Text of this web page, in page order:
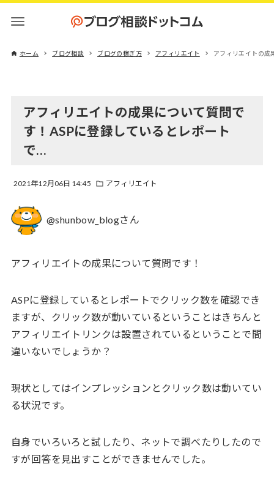
ホーム ブログ相談 ブログの稼ぎ方 アフィリエイト アフィリエイトの成
アフィリエイトの成果について質問で
す！ASPに登録しているとレポート
で…
2021年12月06日 14:45 アフィリエイト
@shunbow_blogさん
アフィリエイトの成果について質問です！
ASPに登録しているとレポートでクリック数を確認でき
ますが、クリック数が動いているということはきちんと
アフィリエイトリンクは設置されているということで間
違いないでしょうか？
現状としてはインプレッションとクリック数は動いてい
る状況です。
自身でいろいろと試したり、ネットで調べたりしたので
すが回答を見出すことができませんでした。